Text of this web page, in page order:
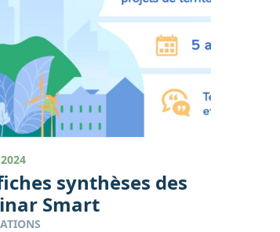
synthèses des
Smart